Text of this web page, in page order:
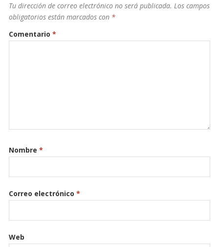
Tu dirección de correo electrónico no será publicada. Los campos
obligatorios están marcados con *
Comentario *
Nombre *
Correo electrónico *
Web